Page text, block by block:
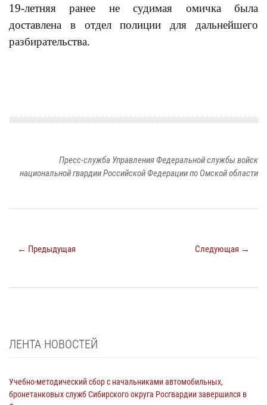
19-летняя ранее не судимая омичка была
доставлена в отдел полиции для дальнейшего
разбирательства.
Пресс-служба Управления Федеральной службы войск
национальной гвардии Российской Федерации по Омской области
← Предыдущая Следующая →
ЛЕНТА НОВОСТЕЙ
Учебно-методический сбор с начальниками автомобильных,
бронетанковых служб Сибирского округа Росгвардии завершился в